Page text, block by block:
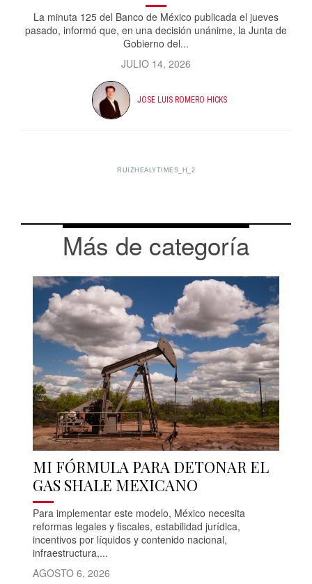
La minuta 125 del Banco de México publicada el jueves
pasado, informó que, en una decisión unánime, la Junta de
Gobierno del...
JULIO 14, 2026
JOSE LUIS ROMERO HICKS
RUIZHEALYTIMES_H_2
Más de categoría
MI FÓRMULA PARA DETONAR EL
GAS SHALE MEXICANO
Para implementar este modelo, México necesita
reformas legales y fiscales, estabilidad jurídica,
incentivos por líquidos y contenido nacional,
infraestructura,...
AGOSTO 6, 2026